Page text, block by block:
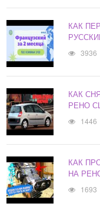
КАК
3936
КАК
РЕНО
1446
КАК
НА
1693